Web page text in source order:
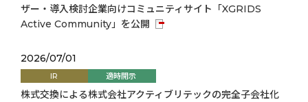
ザー・導入検討企業向けコミュニティサイト「XGRIDS
Active Community」を公開
2026/07/01
IR 適時開示
株式交換による株式会社アクティブリテックの完全子会社化